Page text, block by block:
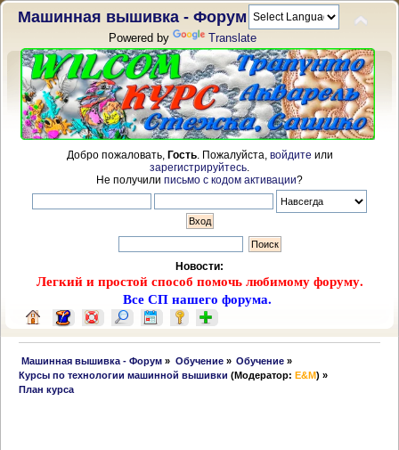
Машинная вышивка - Форум
Powered by Translate
Добро пожаловать, Гость. Пожалуйста, войдите или
зарегистрируйтесь
Не получили письмо с кодом активации?
Новости:
Легкий и простой способ помочь любимому форуму.
Все СП нашего форума.
Машинная вышивка - Форум » Обучение» Обучение »
Курсы по технологии машинной вышивки (Модератор:E&M) »
План курса